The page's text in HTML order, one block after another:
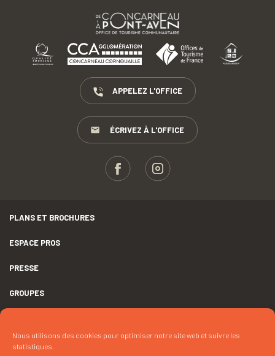
Nous utilisons des cookies pour optimiser notre site web et suivre les
statistiques.
APPELEZ L'OFFICE
ÉCRIVEZ À L'OFFICE
PLANS ET BROCHURES
ESPACE PROS
PRESSE
GROUPES
DÉCLARATION D’ACCESSIBILITÉ